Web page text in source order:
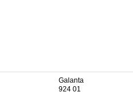
Galanta
924 01